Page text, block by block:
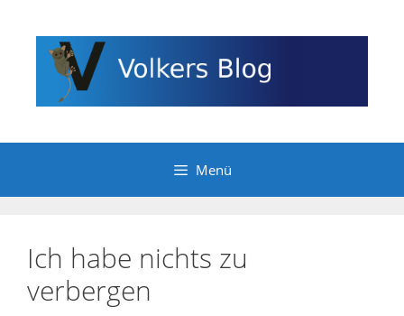
Inhalt
springen
Menü
Ich habe nichts zu
verbergen